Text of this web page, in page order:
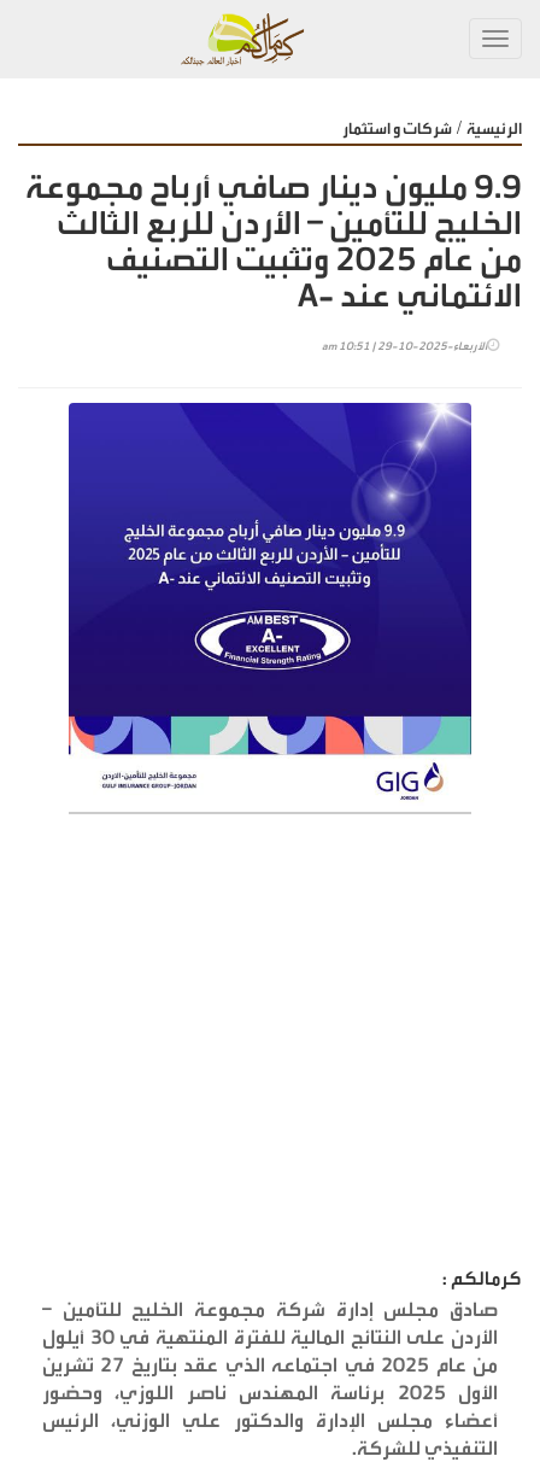
الرئيسية / شركات و استثمار
9.9 مليون دينار صافي أرباح مجموعة
الخليج للتأمين – الأردن للربع الثالث
من عام 2025 وتثبيت التصنيف
الائتماني عند -A
الأربعاء-2025-10-29 | 10:51 am
كرمالكم :
صادق مجلس إدارة شركة مجموعة الخليج للتأمين –
الأردن على النتائج المالية للفترة المنتهية في 30 أيلول
من عام 2025 في اجتماعه الذي عقد بتاريخ 27 تشرين
الأول 2025 برئاسة المهندس ناصر اللوزي، وحضور
أعضاء مجلس الإدارة والدكتور علي الوزني، الرئيس
التنفيذي للشركة.